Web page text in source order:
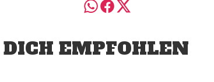
DICH EMPFOHLEN